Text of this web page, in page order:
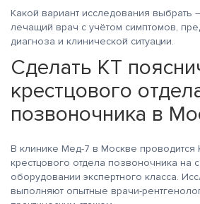
Какой вариант исследования выбрать
лечащий врач с учётом симптомов,
диагноза и клинической ситуации.
Сделать КТ
крестцового
позвоночника в
В клинике Мед-7 в Москве проводится
крестцового отдела позвоночника на
оборудовании экспертного класса.
выполняют опытные врачи-